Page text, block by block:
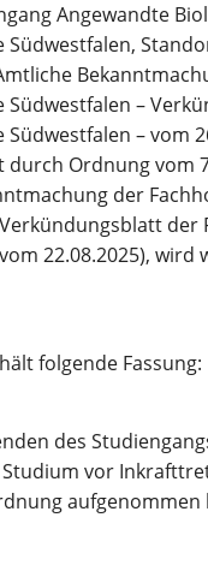
Angewandte
Südwestfalen,
Südwestfalen –
Südwestfalen – vom
durch Ordnung vom
der
der
22.08.2025), wird
folgende Fassung:
des
vor
aufgenommen